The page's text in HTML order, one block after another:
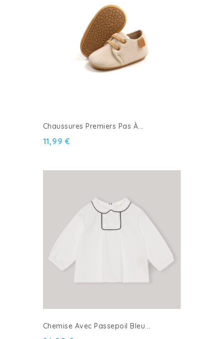
Chaussures Premiers Pas À...
11,99 €
Chemise Avec Passepoil Bleu...